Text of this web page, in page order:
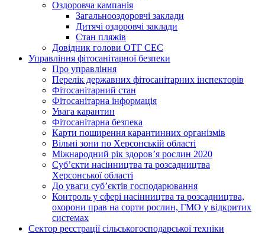
Оздоровча кампанія
Загальнооздоровчі заклади
Дитячі оздоровчі заклади
Стан пляжів
Довідник голови ОТГ СЕС
Управління фітосанітарної безпеки
Про управління
Перелік державних фітосанітарних інспекторів
Фітосанітарний стан
Фітосанітарна інформація
Увага карантин
Фітосанітарна безпека
Карти поширення карантинних організмів
Вільні зони по Херсонській області
Міжнародний рік здоров’я рослин 2020
Суб’єкти насінництва та розсадництва
Херсонської області
До уваги суб’єктів господарювання
Контроль у сфері насінництва та розсадництва,
охорони прав на сорти рослин, ГМО у відкритих
системах
Сектор реєстрації сільськогосподарської техніки